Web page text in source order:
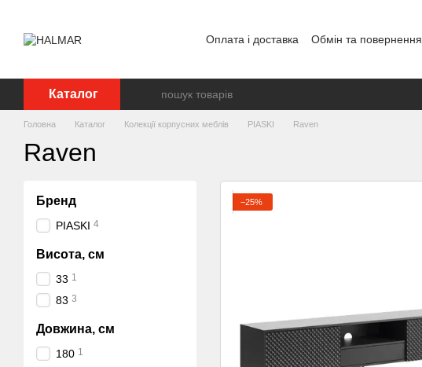
Оплата і доставка Обмін та повернення
Каталог
Головна Каталог Колекції корпусних меблів PIASKI Raven
Raven
−25%
Бренд
PIASKI 4
Висота, см
33 1
83 3
Довжина, см
180 1